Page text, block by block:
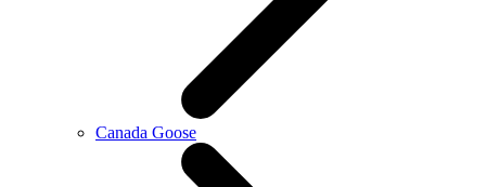
Canada Goose